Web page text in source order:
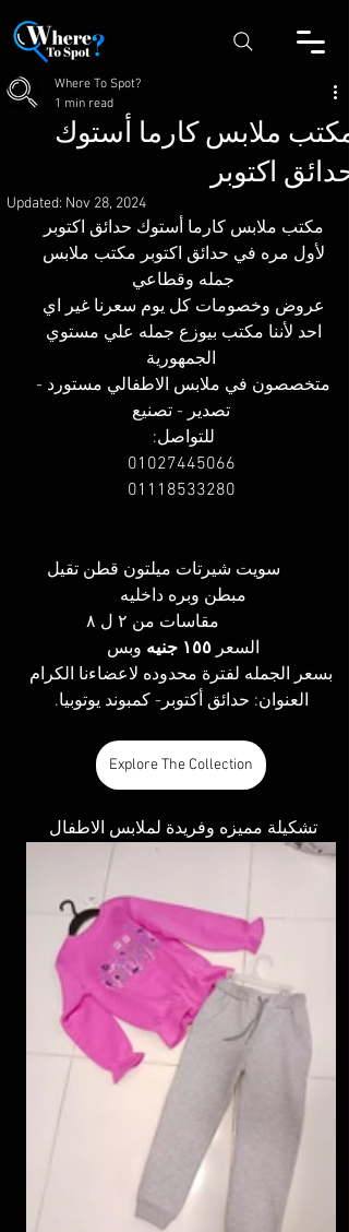
مكتب ملابس كارما أستوك
حدائق اكتوبر
Where To Spot?
1 min read
Updated: Nov 28, 2024
مكتب ملابس كارما أستوك حدائق اكتوبر
لأول مره في حدائق اكتوبر مكتب ملابس
جمله وقطاعي
عروض وخصومات كل يوم سعرنا غير اي
احد لأننا مكتب بيوزع جمله علي مستوي
الجمهورية
متخصصون في ملابس الاطفالي مستورد -
تصدير - تصنيع
للتواصل:
01027445066
01118533280
         سويت شيرتات ميلتون قطن تقيل
مبطن وبره داخليه
السعر ١٥٥ جنيه
وبس
بسعر الجمله لفترة محدوده لاعضاءنا الكرام
العنوان: حدائق أكتوبر- كمبوند يوتوبيا.
Explore The Collection
تشكيلة مميزه وفريدة لملابس الاطفال